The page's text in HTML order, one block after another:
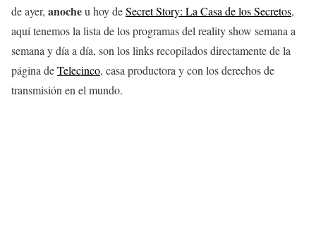
de ayer, anocheu hoy deSecret Story: La Casa de los Secretos,
aquí tenemos la lista de los programas del reality show semana a
semana y día a día, son los links recopilados directamente de la
página deTelecinco, casa productora y con los derechos de
transmisión en el mundo.